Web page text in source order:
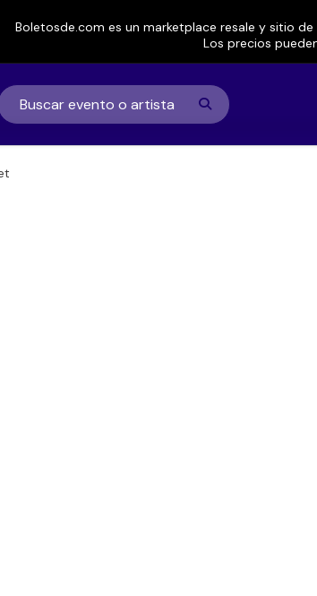
Boletosde.com es un marketplace resale y sitio
Los precios